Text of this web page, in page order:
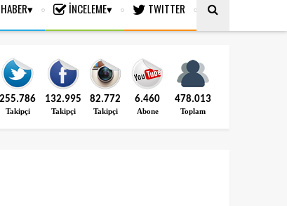
HABER İNCELEME TWITTER
255.786
Takipçi
132.995
Takipçi
82.772
Takipçi
6.460
Abone
478.013
Toplam